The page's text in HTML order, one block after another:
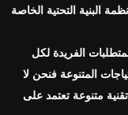
البنية التحتية الخاصة
الفريدة لكل
المتنوعة فنحن لا
متنوعة تعتمد على